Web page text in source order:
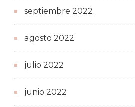
septiembre 2022
agosto 2022
julio 2022
junio 2022